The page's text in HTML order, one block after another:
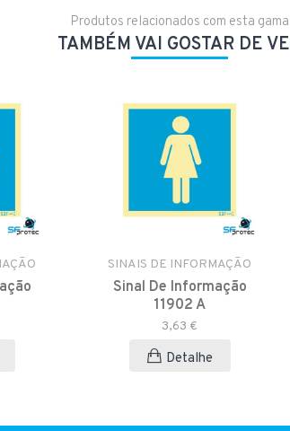
Produtos relacionados com esta gama
TAMBÉM VAI GOSTAR DE
SINAIS DE INFORMAÇÃO
Sinal De Informação
11902 A
3,63 €
Detalhe